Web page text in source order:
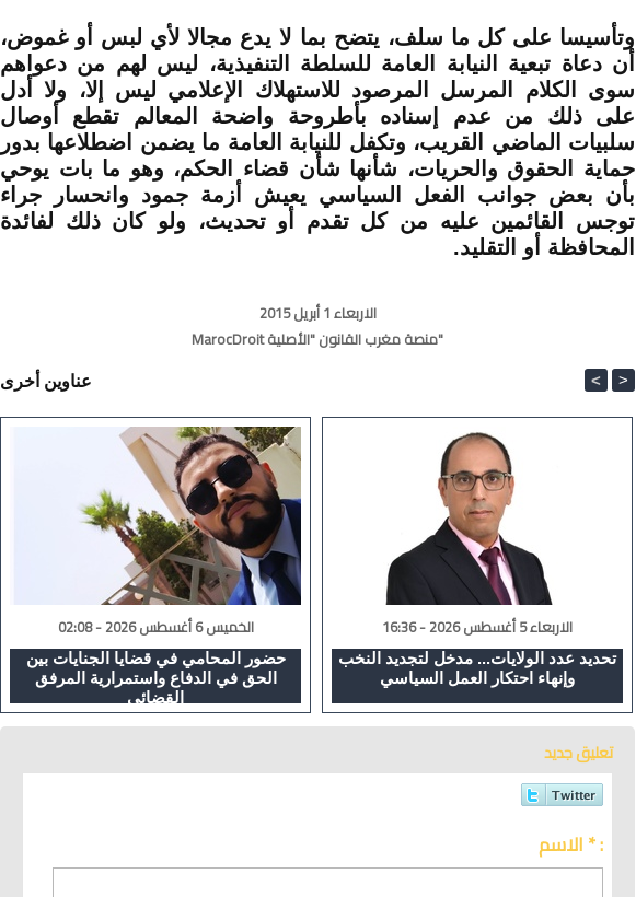
وتأسيسا على كل ما سلف، يتضح بما لا يدع مجالا لأي لبس أو غموض،
أن دعاة تبعية النيابة العامة للسلطة التنفيذية، ليس لهم من دعواهم
سوى الكلام المرسل المرصود للاستهلاك الإعلامي ليس إلا، ولا أدل
على ذلك من عدم إسناده بأطروحة واضحة المعالم تقطع أوصال
سلبيات الماضي القريب، وتكفل للنيابة العامة ما يضمن اضطلاعها بدور
حماية الحقوق والحريات، شأنها شأن قضاء الحكم، وهو ما بات يوحي
بأن بعض جوانب الفعل السياسي يعيش أزمة جمود وانحسار جراء
توجس القائمين عليه من كل تقدم أو تحديث، ولو كان ذلك لفائدة
المحافظة أو التقليد.
الاربعاء 1 أبريل 2015
MarocDroit منصة مغرب القانون "الأصلية"
عناوين أخرى < >
الخميس 6 أغسطس 2026 - 02:08
حضور المحامي في قضايا الجنايات بين
الحق في الدفاع واستمرارية المرفق
القضائي
الاربعاء 5 أغسطس 2026 - 16:36
تحديد عدد الولايات... مدخل لتجديد النخب
وإنهاء احتكار العمل السياسي
تعليق جديد
الاسم * :